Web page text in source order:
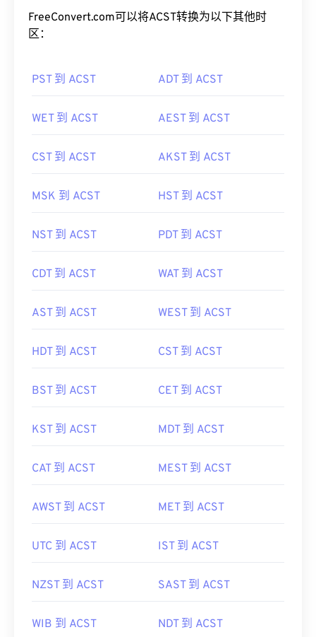
FreeConvert.com可以将ACST转换为以下其他时
区：
PST 到 ACST ADT 到 ACST
WET 到 ACST AEST 到 ACST
CST 到 ACST AKST 到 ACST
MSK 到 ACST HST 到 ACST
NST 到 ACST PDT 到 ACST
CDT 到 ACST WAT 到 ACST
AST 到 ACST WEST 到 ACST
HDT 到 ACST CST 到 ACST
BST 到 ACST CET 到 ACST
KST 到 ACST MDT 到 ACST
CAT 到 ACST MEST 到 ACST
AWST 到 ACST MET 到 ACST
UTC 到 ACST IST 到 ACST
NZST 到 ACST SAST 到 ACST
WIB 到 ACST NDT 到 ACST